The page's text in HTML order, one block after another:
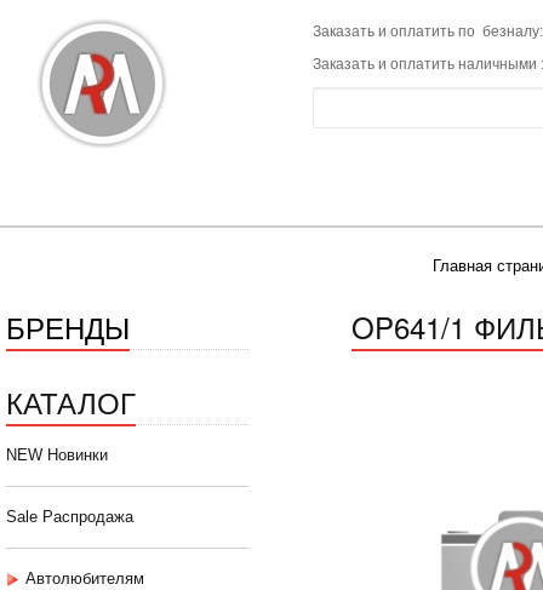
Заказать и оплатить по
Заказать и оплатить наличными
Главная
БРЕНДЫ
КАТАЛОГ
NEW Новинки
Sale Распродажа
Автолюбителям
OP641/1